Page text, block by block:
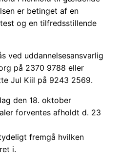
er betinget af en
og en tilfredsstillende
ved uddannelsesansvarlig
på 2370 9788 eller
Jul Kiil på 9243 2569.
den 18. oktober
forventes afholdt d. 23
fremgå hvilken
i.